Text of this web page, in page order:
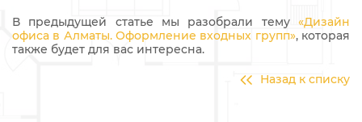
В предыдущей статье мы разобрали тему «Дизайн
офиса в Алматы. Оформление входных групп», которая
также будет для вас интересна.
Назад к списку